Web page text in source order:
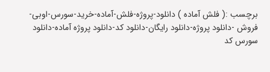
برچسب :( فلش آماده ) دانلود-پروژه-فلش-آماده-خرید-سورس-اوبی-
فروش -دانلود پروژه-دانلود رایگان-دانلود کد-دانلود پروژه آماده-دانلود
سورس کد